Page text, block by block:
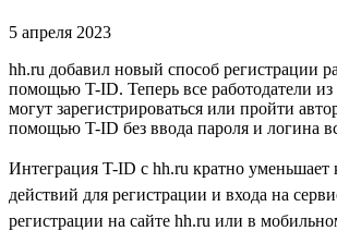
5 апреля 2023
hh.ru добавил новый способ регистрации
помощью T-ID. Теперь все работодатели из
могут зарегистрироваться или пройти
помощью T-ID без ввода пароля и логина
Интеграция T-ID с hh.ru кратно уменьшает
действий для регистрации и входа на
регистрации на сайте hh.ru или в